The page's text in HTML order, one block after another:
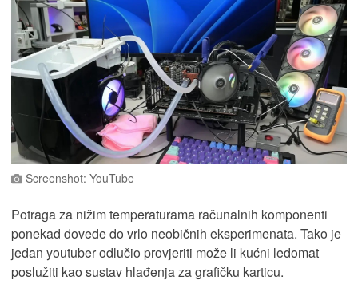
Screenshot: YouTube
Potraga za nižim temperaturama računalnih komponenti
ponekad dovede do vrlo neobičnih eksperimenata. Tako je
jedan youtuber odlučio provjeriti može li kućni ledomat
poslužiti kao sustav hlađenja za grafičku karticu.